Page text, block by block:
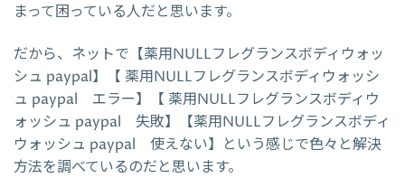
まって困っている人だと思います。
だから、ネットで【薬用NULLフレグランスボディウォッ
シュ paypal】【 薬用NULLフレグランスボディウォッシ
ュ paypal エラー】【 薬用NULLフレグランスボディウ
ォッシュ paypal 失敗】【薬用NULLフレグランスボディ
ウォッシュ paypal 使えない】という感じで色々と解決
方法を調べているのだと思います。